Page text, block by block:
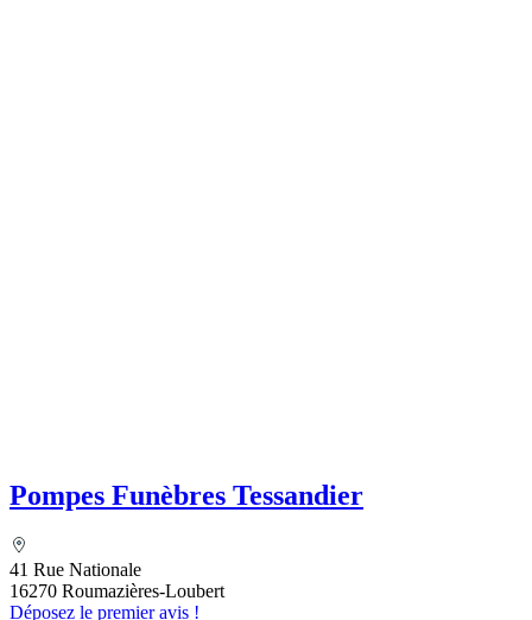
Pompes Funèbres Tessandier
41 Rue Nationale
16270 Roumazières-Loubert
Déposez le premier avis !